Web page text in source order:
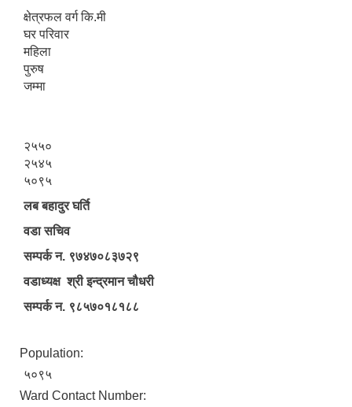
क्षेत्रफल वर्ग कि.मी
घर परिवार
महिला
पुरुष
जम्मा
२५५०
२५४५
५०९५
लब बहादुर घर्ति
वडा सचिव
सम्पर्क न. ९७४७०८३७२९
वडाध्यक्ष श्री इन्द्रमान चौधरी
सम्पर्क न. ९८५७०१८१८८
Population:
५०९५
Ward Contact Number: